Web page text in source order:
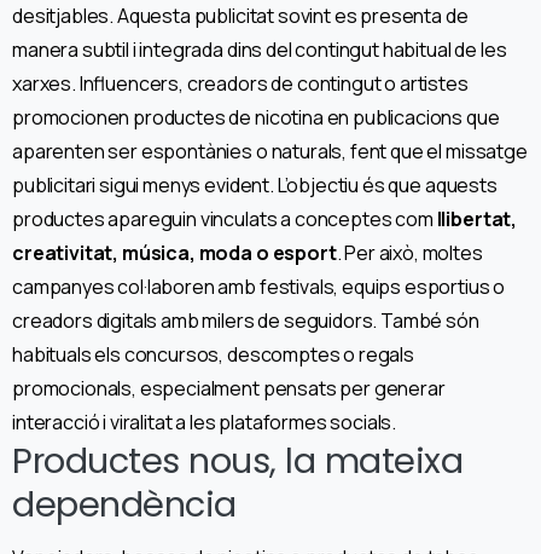
desitjables. Aquesta publicitat sovint es presenta de
manera subtil i integrada dins del contingut habitual de les
xarxes. Influencers, creadors de contingut o artistes
promocionen productes de nicotina en publicacions que
aparenten ser espontànies o naturals, fent que el missatge
publicitari sigui menys evident. L’objectiu és que aquests
productes apareguin vinculats a conceptes com llibertat,
creativitat, música, moda o esport. Per això, moltes
campanyes col·laboren amb festivals, equips esportius o
creadors digitals amb milers de seguidors. També són
habituals els concursos, descomptes o regals
promocionals, especialment pensats per generar
interacció i viralitat a les plataformes socials.
Productes nous, la mateixa
dependència